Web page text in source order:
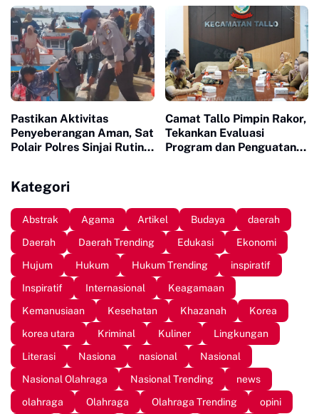
Pastikan Aktivitas
Penyeberangan Aman, Sat
Polair Polres Sinjai Rutin
Camat Tallo Pimpin Rakor,
Tekankan Evaluasi
Program dan Penguatan
Kategori
Abstrak Agama Artikel Budaya
daerah
Daerah
Daerah Trending Edukasi
Ekonomi
Hujum
Hukum Hukum Trending
inspiratif
Inspiratif
Internasional
Keagamaan
Kemanusiaan
Kesehatan Khazanah
Korea
korea utara
Kriminal Kuliner
Lingkungan
Literasi
Nasiona nasional
Nasional
Nasional Olahraga
Nasional Trending
news
olahraga
Olahraga Olahraga Trending
opini